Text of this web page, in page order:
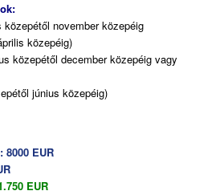
november közepéig
közepéig)
közepétől december közepéig vagy
június közepéig)
8000 EUR
EUR